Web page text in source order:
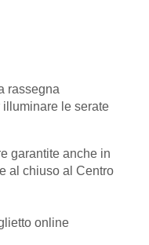
rassegna
le serate
garantite anche in
al chiuso al Centro
online